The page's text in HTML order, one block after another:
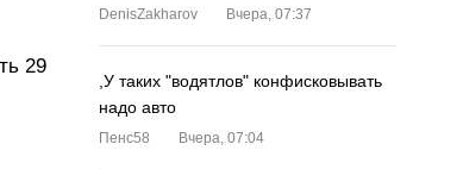
29
DenisZakharov Вчера, 07:37
,У таких "водятлов" конфисковывать
надо авто
Пенс58 Вчера, 07:04